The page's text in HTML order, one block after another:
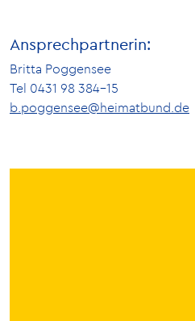
Ansprechpartnerin:
Britta Poggensee
Tel 0431 98 384-15
b.poggensee@heimatbund.de